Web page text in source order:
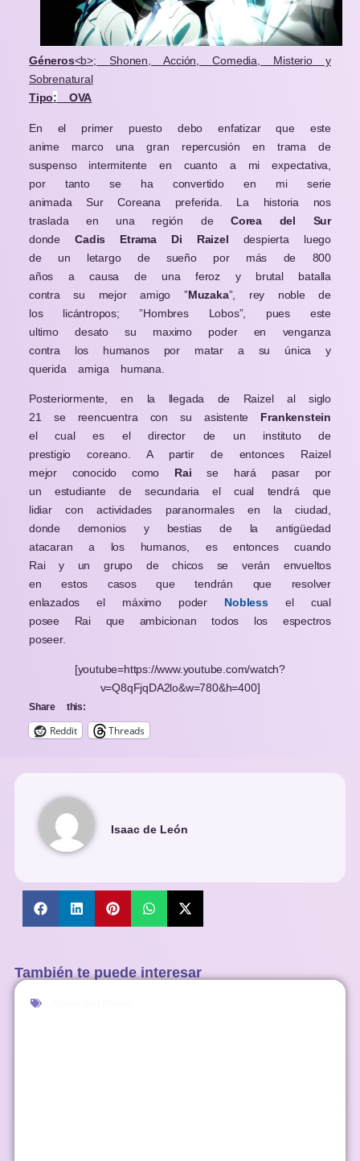
Géneros<b>; Shonen, Acción, Comedia, Misterio y
Sobrenatural
Tipo: OVA
En el primer puesto debo enfatizar que este
anime marco una gran repercusión en trama de
suspenso intermitente en cuanto a mi expectativa,
por tanto se ha convertido en mi serie
animada Sur Coreana preferida. La historia nos
traslada en una región de Corea del Sur
dondeCadis Etrama Di Raizel despierta luego
de un letargo de sueño por más de 800
años a causa de una feroz y brutal batalla
contra su mejor amigo ”Muzaka”, rey noble de
los licántropos; ”Hombres Lobos”, pues este
ultimo desato su maximo poder en venganza
contra los humanos por matar a su única y
querida amiga humana.
Posteriormente, en la llegada de Raizel al siglo
21 se reencuentra con su asistente Frankenstein
el cual es el director de un instituto de
prestigio coreano. A partir de entonces Raizel
mejor conocido como Raise hará pasar por
un estudiante de secundaria el cual tendrá que
lidiar con actividades paranormales en la ciudad,
donde demonios y bestias de la antigüedad
atacaran a los humanos, es entonces cuando
Rai y un grupo de chicos se verán envueltos
en estos casos que tendrán que resolver
enlazados el máximo poder Nobless
el cual
posee Rai
que ambicionan todos los espectros
poseer.
[youtube=https://www.youtube.com/watch?
v=Q8qFjqDA2lo&w=780&h=400]
Share this:
Reddit Threads
Isaac de León
También te puede interesar